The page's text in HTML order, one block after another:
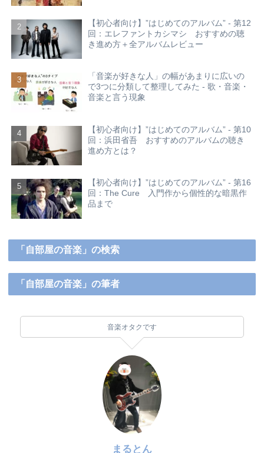
【初心者向け】”はじめてのアルバム” - 第12
回：エレファントカシマシ おすすめの聴
き進め方＋全アルバムレビュー
「音楽が好きな人」の幅があまりに広いの
で3つに分類して整理してみた - 歌・音楽・
音楽と言う現象
【初心者向け】”はじめてのアルバム” - 第10
回：浜田省吾 おすすめのアルバムの聴き
進め方とは？
【初心者向け】”はじめてのアルバム” - 第16
回：The Cure 入門作から個性的な暗黒作
品まで
「自部屋の音楽」の検索
「自部屋の音楽」の筆者
音楽オタクです
まるとん